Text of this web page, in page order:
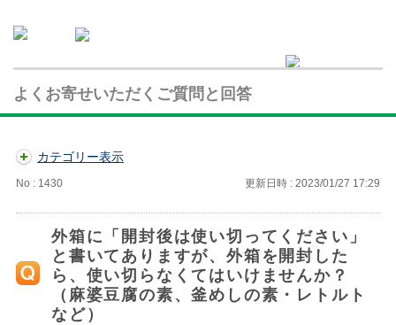
よくお寄せいただくご質問と回答
カテゴリー表示
No : 1430 更新日時 : 2023/01/27 17:29
外箱に「開封後は使い切ってください」
と書いてありますが、外箱を開封した
ら、使い切らなくてはいけませんか？
（麻婆豆腐の素、釜めしの素・レトルト
など）